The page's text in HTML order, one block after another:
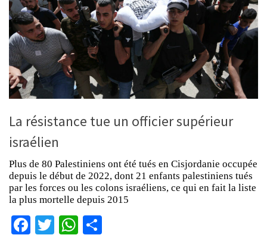
La résistance tue un officier supérieur
israélien
Plus de 80 Palestiniens ont été tués en Cisjordanie occupée
depuis le début de 2022, dont 21 enfants palestiniens tués
par les forces ou les colons israéliens, ce qui en fait la liste
la plus mortelle depuis 2015
Facebook
TwitterWhatsApp